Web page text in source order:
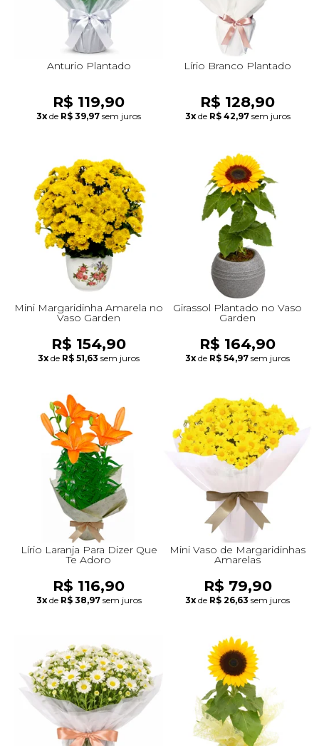
Anturio Plantado
R$ 119,90
3x de R$ 39,97 sem juros
Lírio Branco Plantado
R$ 128,90
3x de R$ 42,97 sem juros
Mini Margaridinha Amarela no
Vaso Garden
R$ 154,90
3x de R$ 51,63 sem juros
Girassol Plantado no Vaso
Garden
R$ 164,90
3x de R$ 54,97 sem juros
Lírio Laranja Para Dizer Que
Te Adoro
R$ 116,90
3x de R$ 38,97 sem juros
Mini Vaso de Margaridinhas
Amarelas
R$ 79,90
3x de R$ 26,63 sem juros